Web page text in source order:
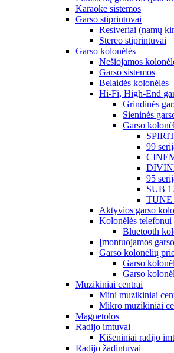
Karaoke sistemos
Garso stiprintuvai
Resiveriai (namų
Stereo stiprintuvai
Garso kolonėlės
Nešiojamos
Garso sistemos
Belaidės kolonėlės
Hi-Fi, High-End
Grindinės
Sieninės
Garso
99
95
SUB
TUNE
Aktyvios garso
Kolonėlės telefonui
Bluetooth
Įmontuojamos
Garso kolonėlių
Garso
Garso
Muzikiniai centrai
Mini muzikiniai
Mikro muzikiniai
Magnetolos
Radijo imtuvai
Kišeniniai radijo
Radijo žadintuvai